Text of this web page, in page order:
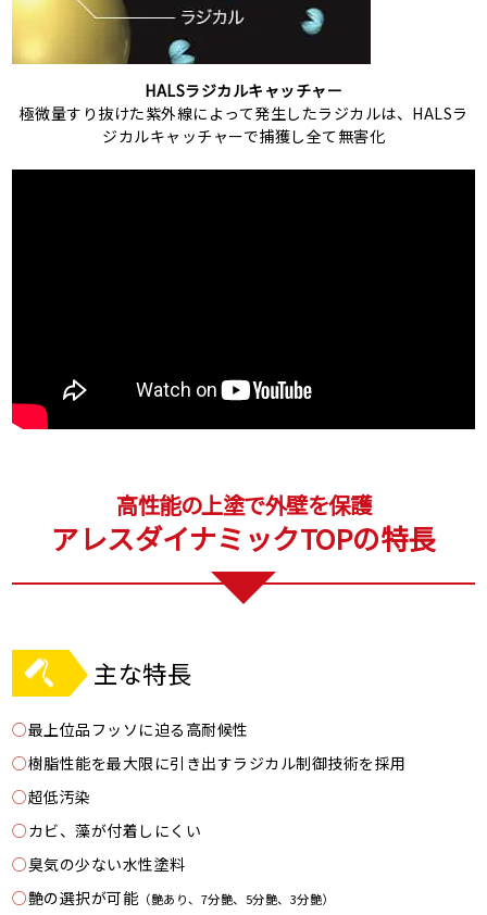
HALSラジカルキャッチャー
極微量すり抜けた紫外線によって発生したラジカルは、HALSラ
ジカルキャッチャーで捕獲し全て無害化
高性能の上塗で外壁を保護
アレスダイナミックTOPの特長
主な特長
○最上位品フッソに迫る高耐候性
○樹脂性能を最大限に引き出すラジカル制御技術を採用
○超低汚染
○カビ、藻が付着しにくい
○臭気の少ない水性塗料
○艶の選択が可能 （艶あり、7分艶、5分艶、3分艶）